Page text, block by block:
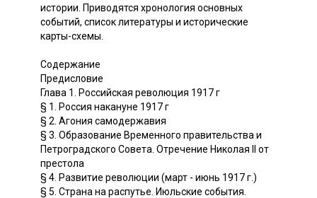
истории. Приводятся хронология основных
событий, список литературы и исторические
карты-схемы.
Содержание
Предисловие
Глава 1. Российская революция 1917 г
§ 1. Россия накануне 1917 г
§ 2. Агония самодержавия
§ 3. Образование Временного правительства и
Петроградского Совета. Отречение Николая II от
престола
§ 4. Развитие революции (март - июнь 1917 г.)
§ 5. Страна на распутье. Июльские события.